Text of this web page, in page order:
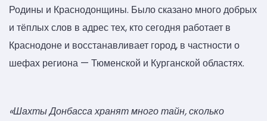
Родины и Краснодонщины. Было сказано много добрых
и тёплых слов в адрес тех, кто сегодня работает в
Краснодоне и восстанавливает город, в частности о
шефах региона — Тюменской и Курганской областях.
«Шахты Донбасса хранят много тайн, сколько